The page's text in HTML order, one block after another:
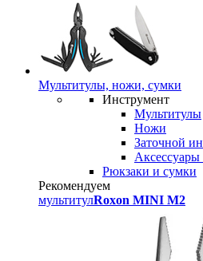
Мультитулы, ножи, сумки
Инструмент
Мультитулы
Ножи
Заточной
Рюкзаки и сумки
Рекомендуем
мультитулRoxon MINI M2